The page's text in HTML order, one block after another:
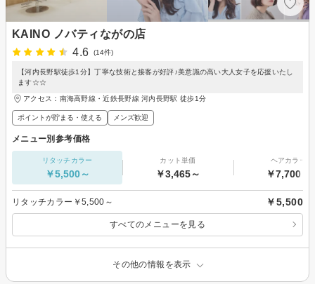
KAINO ノバティながの店
4.6
(14件)
【河内長野駅徒歩1分】丁寧な技術と接客が好評♪美意識の高い大人女子を応援いたし
ます☆☆
アクセス：南海高野線・近鉄長野線 河内長野駅 徒歩1分
ポイントが貯まる・使える メンズ歓迎
メニュー別参考価格
リタッチカラー
￥5,500～
カット単価
￥3,465～
ヘアカラー
￥7,700～
リタッチカラー￥5,500～ ￥5,500
すべてのメニューを見る
その他の情報を表示